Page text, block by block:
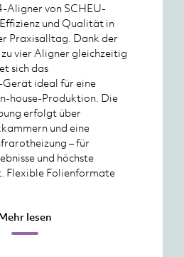
Aligner von SCHEU-
und Qualität in
Praxisalltag. Dank der
vier Aligner gleichzeitig
sich das
ideal für eine
house-Produktion. Die
erfolgt über
und eine
– für
und höchste
Flexible Folienformate
lesen